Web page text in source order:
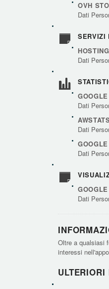
OVH
Dati
SERVIZI
Dati
Dati
Dati
Dati
Dati
Oltre a qualsiasi
interessi